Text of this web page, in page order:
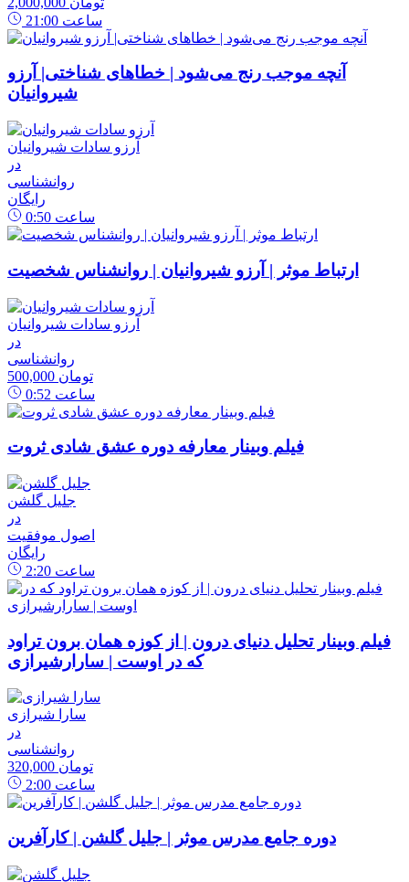
21:00 ساعت
آنچه موجب رنج می‌شود | خطاهای شناختی| آرزو
شیروانیان
آرزو سادات شیروانیان
در
روانشناسی
رایگان
0:50 ساعت
ارتباط موثر | آرزو شیروانیان | روانشناس شخصیت
آرزو سادات شیروانیان
در
روانشناسی
500,000 تومان
0:52 ساعت
فیلم وبینار معارفه دوره عشق شادی ثروت
جلیل گلشن
در
اصول موفقیت
رایگان
2:20 ساعت
فیلم وبینار تحلیل دنیای درون | از کوزه همان برون تراود
که در اوست | سارارشیرازی
سارا شیرازی
در
روانشناسی
320,000 تومان
2:00 ساعت
دوره جامع مدرس موثر | جلیل گلشن | کارآفرین